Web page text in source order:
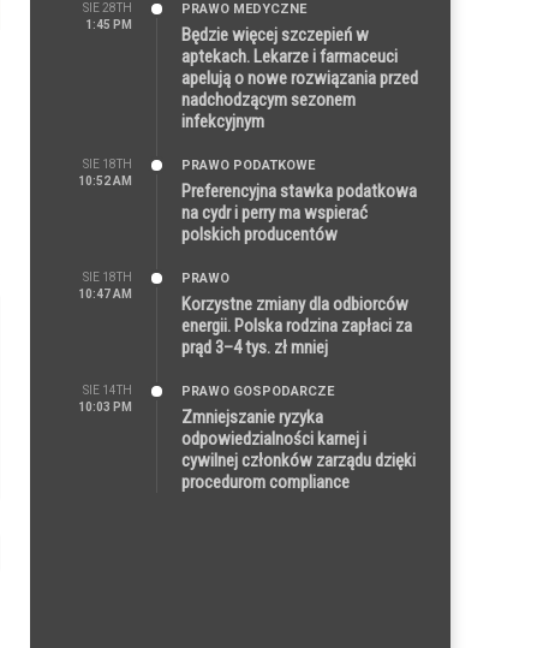
SIE 28TH
1:45 PM
PRAWO MEDYCZNE
Będzie więcej szczepień w
aptekach. Lekarze i farmaceuci
apelują o nowe rozwiązania przed
nadchodzącym sezonem
infekcyjnym
SIE 18TH
10:52 AM
PRAWO PODATKOWE
Preferencyjna stawka podatkowa
na cydr i perry ma wspierać
polskich producentów
SIE 18TH
10:47 AM
PRAWO
Korzystne zmiany dla odbiorców
energii. Polska rodzina zapłaci za
prąd 3–4 tys. zł mniej
SIE 14TH
10:03 PM
PRAWO GOSPODARCZE
Zmniejszanie ryzyka
odpowiedzialności karnej i
cywilnej członków zarządu dzięki
procedurom compliance